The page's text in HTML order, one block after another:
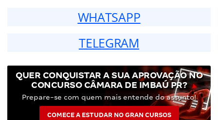
WHATSAPP
TELEGRAM
QUER CONQUISTAR A SUA APROVAÇÃO NO
CONCURSO CÂMARA DE IMBAÚ PR?
Prepare-se com quem mais entende do assunto!
COMECE A ESTUDAR NO GRAN CURSOS